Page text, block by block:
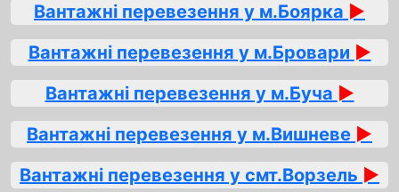
Вантажні перевезення у м.Боярка ►
Вантажні перевезення у м.Бровари ►
Вантажні перевезення у м.Буча ►
Вантажні перевезення у м.Вишневе ►
Вантажні перевезення у смт.Ворзель ►